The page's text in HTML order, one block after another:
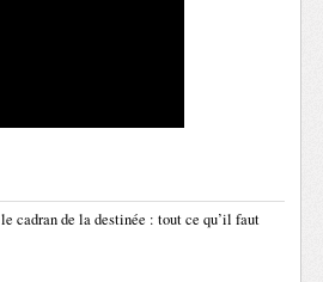
cadran de la destinée : tout ce qu’il faut